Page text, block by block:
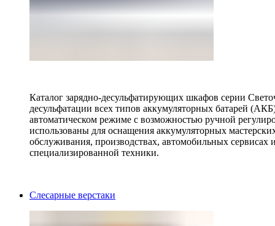
Каталог зарядно-десульфатирующих шкафов серии
десульфатации всех типов аккумуляторных батарей
автоматическом режиме с возможностью ручной
использованы для оснащения аккумуляторных
обслуживания, производствах, автомобильных
специализированной техники.
Слесарные верстаки